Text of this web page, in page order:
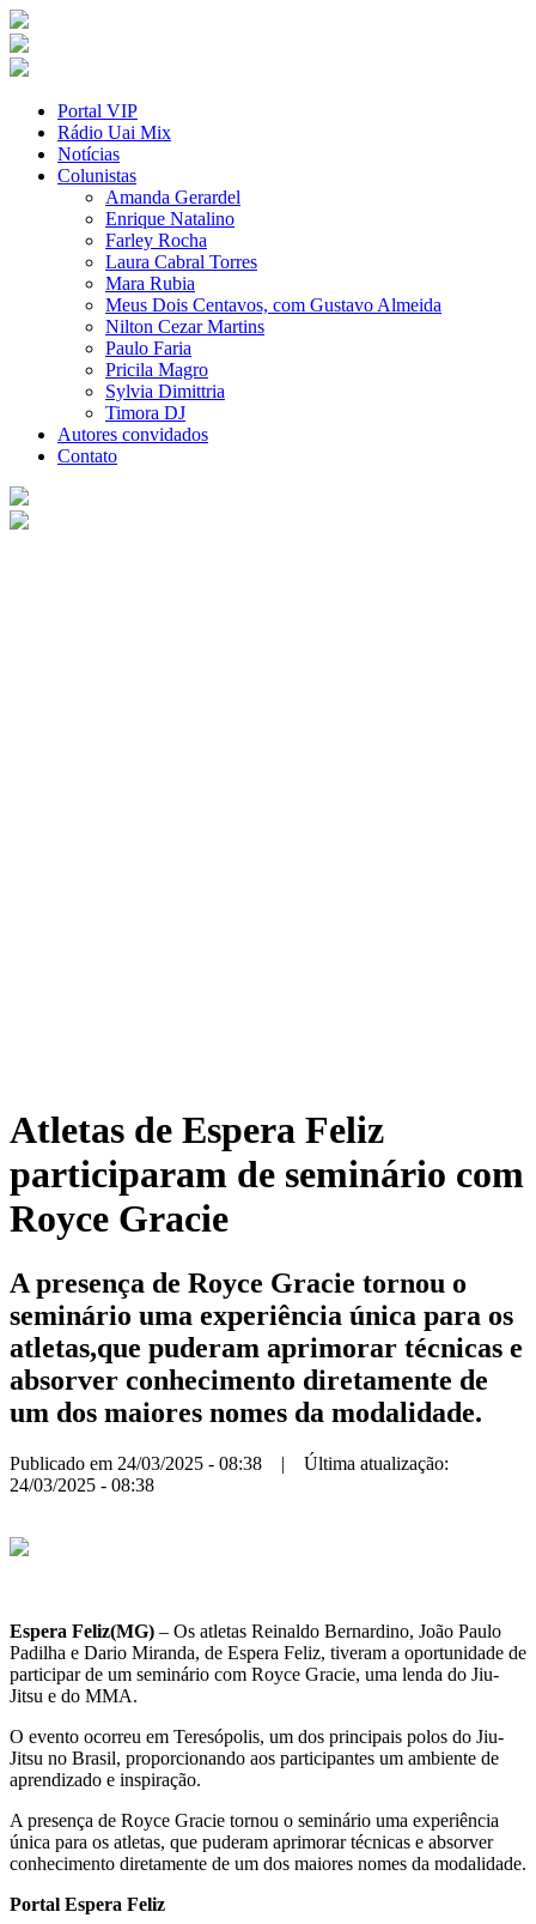
Portal VIP
Rádio Uai Mix
Notícias
Colunistas
Amanda Gerardel
Enrique Natalino
Farley Rocha
Laura Cabral Torres
Mara Rubia
Meus Dois Centavos, com Gustavo Almeida
Nilton Cezar Martins
Paulo Faria
Pricila Magro
Sylvia Dimittria
Timora DJ
Autores convidados
Contato
Atletas de Espera Feliz
participaram de seminário com
Royce Gracie
A presença de Royce Gracie tornou o
seminário uma experiência única para os
atletas,que puderam aprimorar técnicas e
absorver conhecimento diretamente de
um dos maiores nomes da modalidade.
Publicado em 24/03/2025 - 08:38 | Última atualização:
24/03/2025 - 08:38
Espera Feliz(MG) – Os atletas Reinaldo Bernardino, João Paulo
Padilha e Dario Miranda, de Espera Feliz, tiveram a oportunidade de
participar de um seminário com Royce Gracie, uma lenda do Jiu-
Jitsu e do MMA.
O evento ocorreu em Teresópolis, um dos principais polos do Jiu-
Jitsu no Brasil, proporcionando aos participantes um ambiente de
aprendizado e inspiração.
A presença de Royce Gracie tornou o seminário uma experiência
única para os atletas, que puderam aprimorar técnicas e absorver
conhecimento diretamente de um dos maiores nomes da modalidade.
Portal Espera Feliz